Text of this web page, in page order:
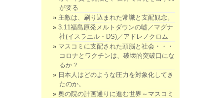
が要る
主敵は、刷り込まれた常識と支配観念。
3.11福島原発メルトダウンの嘘／マグナ
社(イスラエル・DS)／アドレノクロム
マスコミに支配された頭脳と社会・・・
コロナとワクチンは、破壊的突破口にな
るか？
日本人はどのような圧力を対象化してき
たのか。
奥の院の計画通りに進む世界～マスコミ